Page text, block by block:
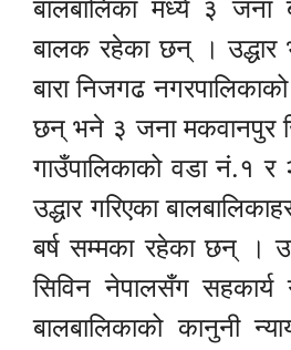
बालबालिका मध्ये ३ जना
बालक रहेका छन् । उद्धार
बारा निजगढ
छन् भने ३ जना मकवानपुर
गाउँपालिकाको वडा नं.१
उद्धार गरिएका
बर्ष सम्मका रहेका छन् ।
सिविन नेपालसँग सहकार्य
बालबालिकाको कानुनी